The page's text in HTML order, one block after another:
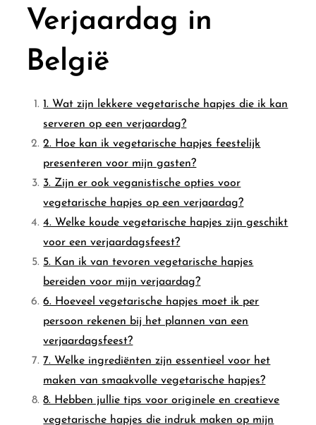
Verjaardag in
België
1. Wat zijn lekkere vegetarische hapjes die ik kan
serveren op een verjaardag?
2. Hoe kan ik vegetarische hapjes feestelijk
presenteren voor mijn gasten?
3. Zijn er ook veganistische opties voor
vegetarische hapjes op een verjaardag?
4. Welke koude vegetarische hapjes zijn geschikt
voor een verjaardagsfeest?
5. Kan ik van tevoren vegetarische hapjes
bereiden voor mijn verjaardag?
6. Hoeveel vegetarische hapjes moet ik per
persoon rekenen bij het plannen van een
verjaardagsfeest?
7. Welke ingrediënten zijn essentieel voor het
maken van smaakvolle vegetarische hapjes?
8. Hebben jullie tips voor originele en creatieve
vegetarische hapjes die indruk maken op mijn